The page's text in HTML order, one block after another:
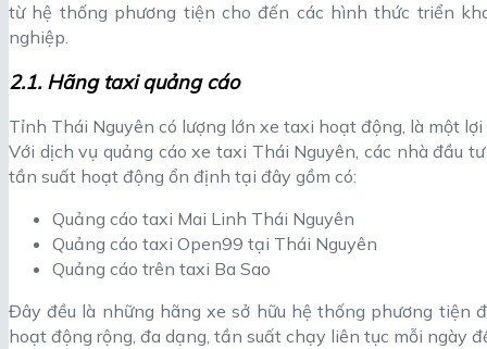
từ hệ thống phương tiện cho đến các hình thức triển
nghiệp.
2.1. Hãng taxi quảng cáo
Tỉnh Thái Nguyên có lượng lớn xe taxi hoạt động, là một
Với dịch vụ quảng cáo xe taxi Thái Nguyên, các nhà đầu
tần suất hoạt động ổn định tại đây gồm có:
Quảng cáo taxi Mai Linh Thái Nguyên
Quảng cáo taxi Open99 tại Thái Nguyên
Quảng cáo trên taxi Ba Sao
Đây đều là những hãng xe sở hữu hệ thống phương tiện
hoạt động rộng, đa dạng, tần suất chạy liên tục mỗi ngày